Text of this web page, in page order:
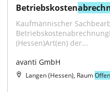
Betriebskosten
Kaufmännischer
(Hessen)Art(en) der...
avanti GmbH
Langen (Hessen), Raum